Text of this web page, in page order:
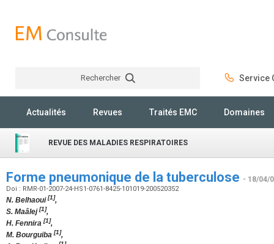
Rechercher Service
Actualités Revues Traités EMC Domaines
REVUE DES MALADIES RESPIRATOIRES
Forme pneumonique de la tuberculose - 18/04/
Doi : RMR-01-2007-24-HS1-0761-8425-101019-200520352
N. Belhaoui[1],
S. Maâlej[1],
H. Fennira [1],
M. Bourguiba [1],